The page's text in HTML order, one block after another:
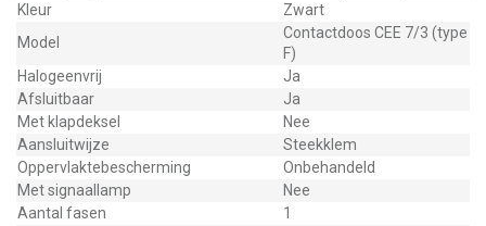
Kleur
Zwart
Model
Contactdoos CEE 7/3 (type
F)
Halogeenvrij
Ja
Afsluitbaar
Ja
Met klapdeksel
Nee
Aansluitwijze
Steekklem
Oppervlaktebescherming
Onbehandeld
Met signaallamp
Nee
Aantal fasen
1